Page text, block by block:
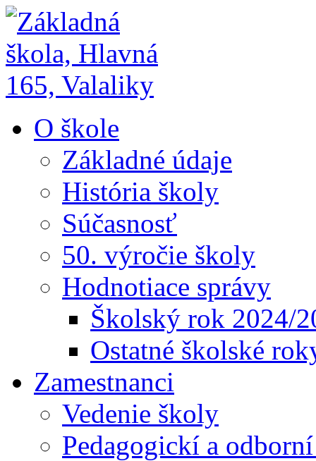
O škole
Základné údaje
História školy
Súčasnosť
50. výročie školy
Hodnotiace správy
Školský rok 2024/
Ostatné školské
Zamestnanci
Vedenie školy
Pedagogickí a